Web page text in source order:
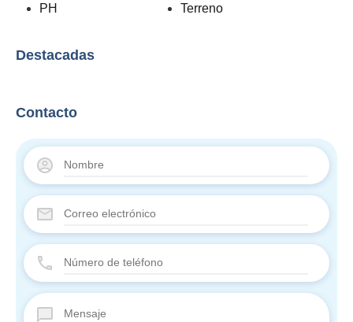
PH Terreno
Destacadas
Contacto